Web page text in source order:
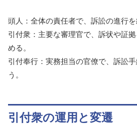
頭人：全体の責任者で、訴訟の進行を
引付衆：主要な審理官で、訴状や証
める。
引付奉行：実務担当の官僚で、訴訟
う。
引付衆の運用と変遷